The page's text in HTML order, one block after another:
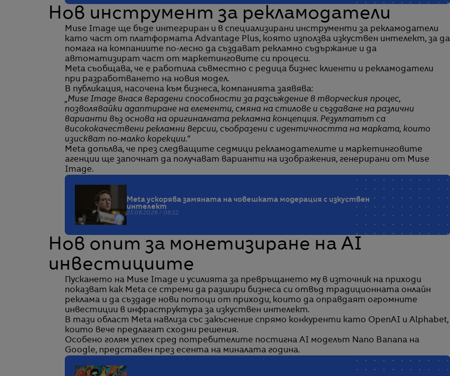
Нов инструмент за рекламодатели
Muse Image ще бъде интегриран и в специализирани инструменти за рекламодатели
като част от платформата Advantage Plus, която използва изкуствен интелект, за да
помага на компаниите по-лесно да създават рекламно съдържание и да
автоматизират част от маркетинговите си процеси.
Meta съобщава, че е работила съвместно с редица бизнес клиенти и рекламодатели
при разработването на новия модел.
В публикация, насочена към бизнеса, компанията заявява:
„Muse Image внася вградени способности за разсъждение в творческия процес,
позволявайки адаптиране на елементи, смяна на стилове и създаване на различни
варианти въз основа на оригиналната рекламна концепция. Резултатът са
висококачествени рекламни версии, съобразени с идентичността на марката, които
изискват по-малко корекции.“
Meta допълва, че през следващите седмици рекламодателите и маркетинговите
агенции ще започнат да получават варианти на изображения, генерирани от Muse
Image.
Meta ускорява замяната на човешката модерация с изкуствен
интелект
25.06.2026 / 08:22
Нов опит за монетизиране на AI
инвестициите
Пускането на Muse Image и усилията за превръщането му в източник на приходи
показват как Meta се стреми да разшири бизнеса си отвъд традиционната онлайн
реклама и да създаде нови потоци от приходи, които да оправдаят огромните
инвестиции в инфраструктура за изкуствен интелект.
В тази област Meta навлиза със закъснение спрямо конкуренти като OpenAI и Alphabet,
които вече предлагат сходни решения.
Особено голям успех сред потребителите постигна AI моделът Nano Banana на
Google, представен през есента на миналата година.